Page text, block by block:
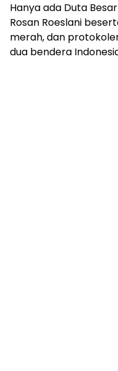
Hanya ada Duta
Rosan Roeslani
merah, dan
dua bendera